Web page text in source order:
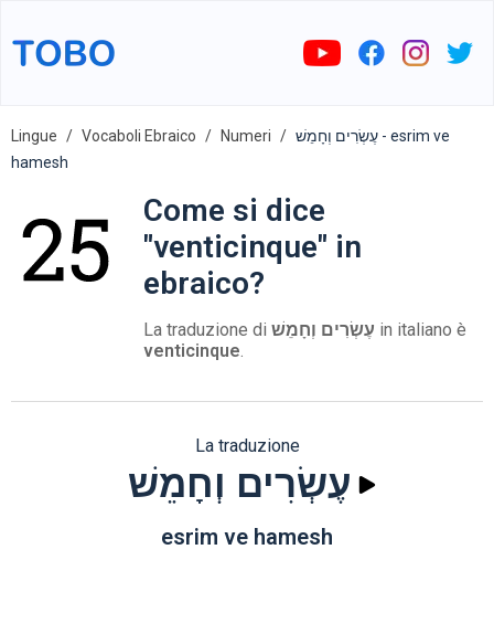
Lingue Vocaboli Ebraico Numeri
עֶשְׂרִים וְחָמֵשׁ - esrim ve
hamesh
Come si dice
"venticinque" in
ebraico?
La traduzione di עֶשְׂרִים וְחָמֵשׁ in italiano è
venticinque.
La traduzione
עֶשְׂרִים וְחָמֵשׁ
esrim ve hamesh